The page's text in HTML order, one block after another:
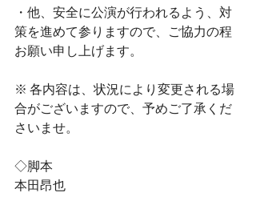
・他、安全に公演が行われるよう、対
策を進めて参りますので、ご協力の程
お願い申し上げます。
※ 各内容は、状況により変更される場
合がございますので、予めご了承くだ
さいませ。
◇脚本
本田昂也